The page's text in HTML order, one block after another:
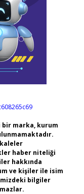
marka, kurum
haber niteliği
hakkında
ve kişiler ile isim
bilgiler